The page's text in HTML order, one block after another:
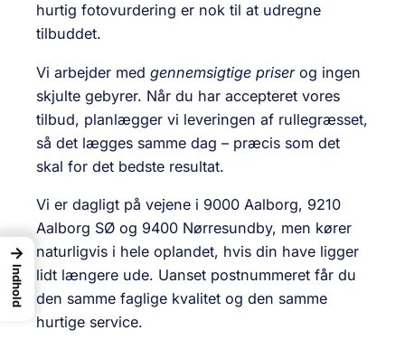
hurtig fotovurdering er nok til at udregne
tilbuddet.
Vi arbejder med gennemsigtige priserog ingen
skjulte gebyrer. Når du har accepteret vores
tilbud, planlægger vi leveringen af rullegræsset,
så det lægges samme dag – præcis som det
skal for det bedste resultat.
Vi er dagligt på vejene i 9000 Aalborg, 9210
Aalborg SØ og 9400 Nørresundby, men kører
naturligvis i hele oplandet, hvis din have ligger
lidt længere ude. Uanset postnummeret får du
den samme faglige kvalitet og den samme
hurtige service.
→
Indhold